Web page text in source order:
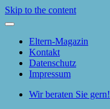
Skip to the content
Eltern-Magazin
Kontakt
Datenschutz
Impressum
Wir beraten Sie gern!